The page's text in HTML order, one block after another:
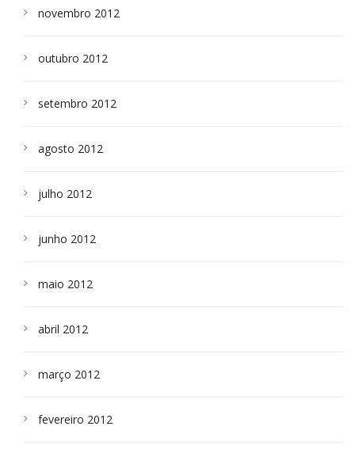
novembro 2012
outubro 2012
setembro 2012
agosto 2012
julho 2012
junho 2012
maio 2012
abril 2012
março 2012
fevereiro 2012